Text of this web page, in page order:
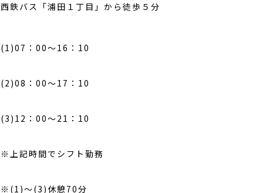
西鉄バス「浦田１丁目」から徒歩５分
(1)07：00～16：10
(2)08：00～17：10
(3)12：00～21：10
※上記時間でシフト勤務
※(1)～(3)休憩70分